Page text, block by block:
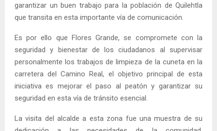
garantizar un buen trabajo para la población de Quilehtla
que transita en esta importante vía de comunicación.
Es por ello que Flores Grande, se compromete con la
seguridad y bienestar de los ciudadanos al supervisar
personalmente los trabajos de limpieza de la cuneta en la
carretera del Camino Real, el objetivo principal de esta
iniciativa es mejorar el paso al peatón y garantizar su
seguridad en esta vía de tránsito esencial.
La visita del alcalde a esta zona fue una muestra de su